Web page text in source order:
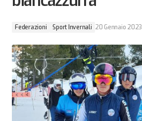
Federazioni Sport Invernali 20 Gennaio 2023